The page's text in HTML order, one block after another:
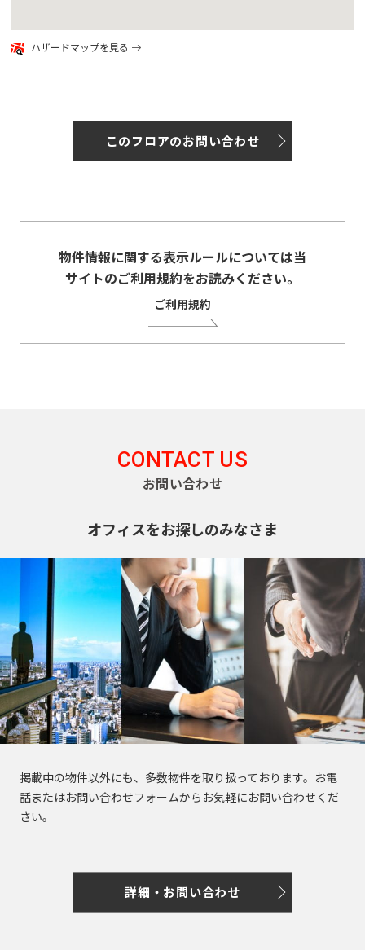
ハザードマップを見る
このフロアのお問い合わせ
物件情報に関する表示ルールについては当
サイトのご利用規約をお読みください。
ご利用規約
CONTACT US
お問い合わせ
オフィスをお探しのみなさま
掲載中の物件以外にも、多数物件を取り扱っております。お電
話またはお問い合わせフォームからお気軽にお問い合わせくだ
さい。
詳細・お問い合わせ